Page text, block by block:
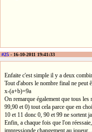
#25 - 16-10-2011 19:41:33
Enfaite c'est simple il y a deux
Tout d'abors le nombre final ne peut
x-(a+b)=9a
On remarque également que tous
99,90 et 0) tout cela parce que en
10 et 11 donc 0, 90 et 99 ne sortent
Enfin, a chaque fois que l'on